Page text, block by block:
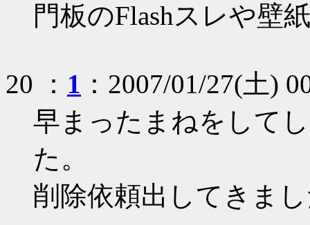
門板のFlashスレや壁
20 ： 1 ：2007/01/27(土)
早まったまねをして
た。
削除依頼出してきま